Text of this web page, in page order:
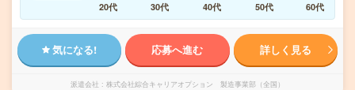
20代
30代 40代 50代 60代
気になる! 応募へ進む 詳しく見る
派遣会社 株式会社綜合キャリアオプション 製造事業部（全国）